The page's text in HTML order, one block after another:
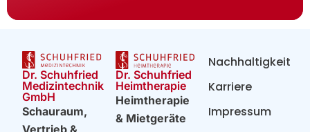
Dr. Schuhfried
Medizintechnik
GmbH
Schauraum,
Vertrieb &
Dr. Schuhfried
Heimtherapie
Heimtherapie
& Mietgeräte
Nachhaltigkeit
Karriere
Impressum